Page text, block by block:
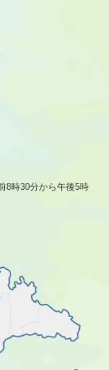
8時30分から午後5時